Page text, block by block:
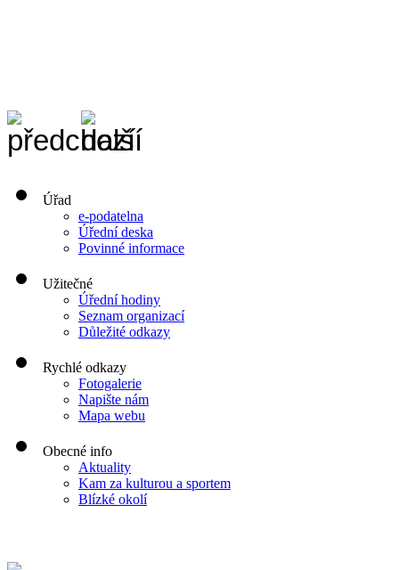
Úřad
e-podatelna
Úřední deska
Povinné informace
Užitečné
Úřední hodiny
Seznam organizací
Důležité odkazy
Rychlé odkazy
Fotogalerie
Napište nám
Mapa webu
Obecné info
Aktuality
Kam za kulturou a sportem
Blízké okolí